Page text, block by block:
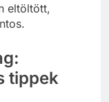
eltöltött,
tippek